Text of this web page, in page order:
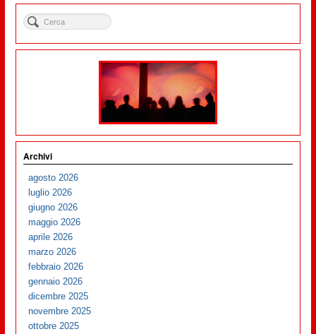
Archivi
agosto 2026
luglio 2026
giugno 2026
maggio 2026
aprile 2026
marzo 2026
febbraio 2026
gennaio 2026
dicembre 2025
novembre 2025
ottobre 2025